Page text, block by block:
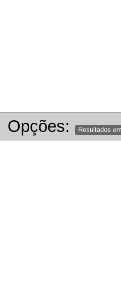
Opções: Resultados